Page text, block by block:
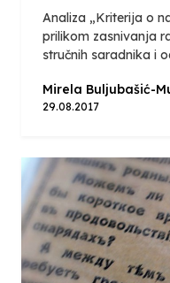
Analiza „Kriterija o
prilikom zasnivanja
stručnih saradnika i
Mirela Buljubašić-
29.08.2017